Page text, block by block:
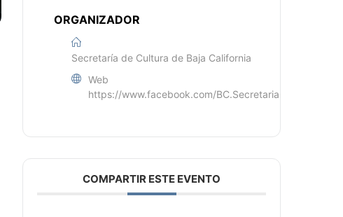
ORGANIZADOR
Secretaría de Cultura de Baja California
Web
https://www.facebook.com/BC.SecretariaCultura
COMPARTIR ESTE EVENTO